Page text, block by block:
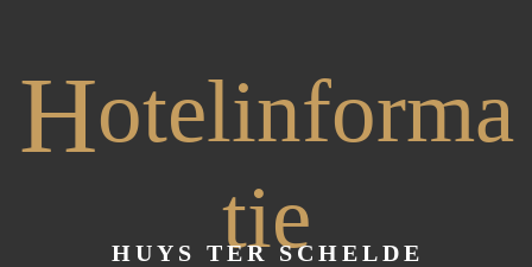
Hotelinforma
tie
HUYS TER SCHELDE